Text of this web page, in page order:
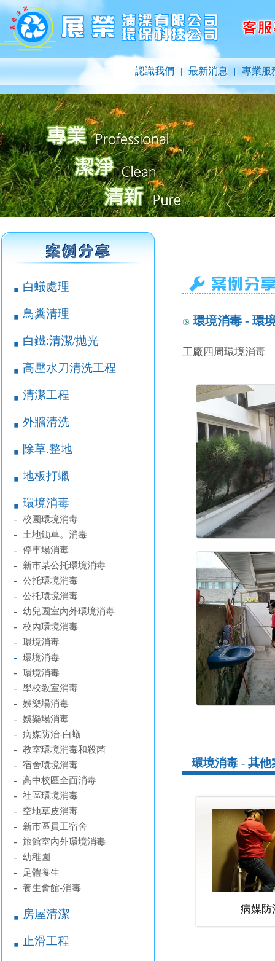
認識我們 | 最新消息 | 專業服
￭ 白蟻處理
￭ 鳥糞清理
￭ 白鐵:清潔/拋光
￭ 高壓水刀清洗工程
￭ 清潔工程
￭ 外牆清洗
￭ 除草.整地
￭ 地板打蠟
￭ 環境消毒
- 校園環境消毒
- 土地鋤草。消毒
- 停車場消毒
- 新市某公托環境消毒
- 公托環境消毒
- 公托環境消毒
- 幼兒園室內外環境消毒
- 校內環境消毒
- 環境消毒
- 環境消毒
- 環境消毒
- 學校教室消毒
- 娛樂場消毒
- 娛樂場消毒
- 病媒防治-白蟻
- 教室環境消毒和殺菌
- 宿舍環境消毒
- 高中校區全面消毒
- 社區環境消毒
- 空地草皮消毒
- 新市區員工宿舍
- 旅館室內外環境消毒
- 幼稚園
- 足體養生
- 養生會館-消毒
￭ 房屋清潔
￭ 止滑工程
環境消毒 - 環
工廠四周環境消毒
環境消毒 - 其他
病媒防